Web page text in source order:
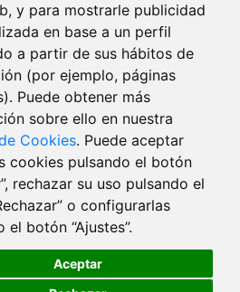
y para mostrarle publicidad
en base a un perfil
a partir de sus hábitos de
(por ejemplo, páginas
Puede obtener más
sobre ello en nuestra
Cookies. Puede aceptar
cookies pulsando el botón
rechazar su uso pulsando el
o configurarlas
el botón “Ajustes”.
Aceptar
Aviso legal Política de privacidad